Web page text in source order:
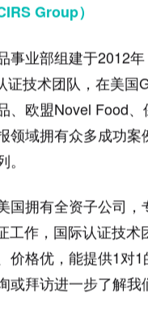
Group）
事业部组建于2012
证技术团队，在美国
、欧盟Novel Food
领域拥有众多成功案
国拥有全资子公司，
工作，国际认证技术
价格优，能提供1对
或拜访进一步了解我